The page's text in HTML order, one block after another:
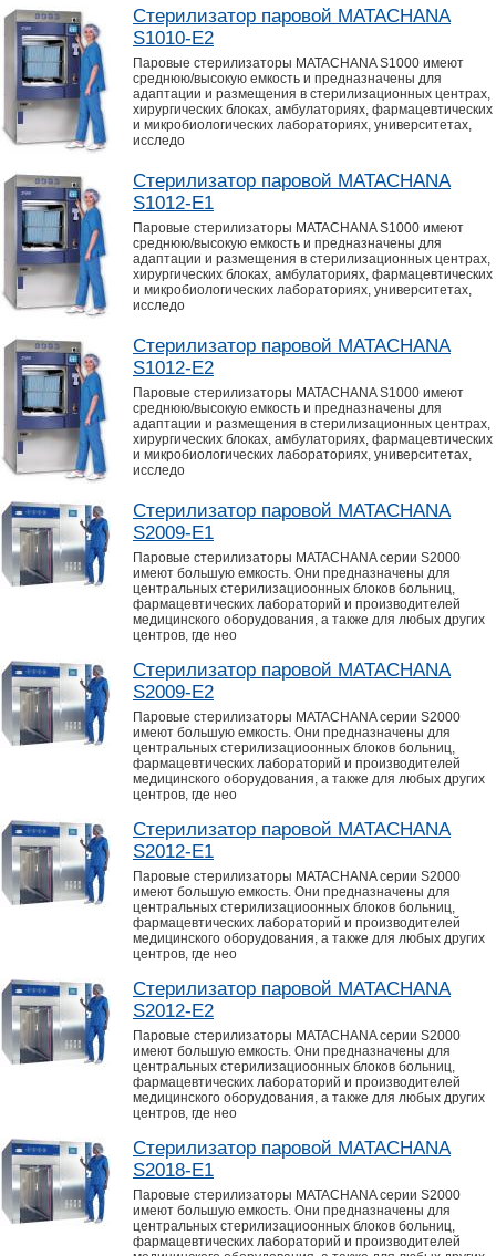
Стерилизатор паровой MATACHANA
S1010-E2
Паровые стерилизаторы MATACHANA S1000 имеют
среднюю/высокую емкость и предназначены для
адаптации и размещения в стерилизационных центрах,
хирургических блоках, амбулаториях, фармацевтических
и микробиологических лабораториях, университетах,
исследо
Стерилизатор паровой MATACHANA
S1012-E1
Паровые стерилизаторы MATACHANA S1000 имеют
среднюю/высокую емкость и предназначены для
адаптации и размещения в стерилизационных центрах,
хирургических блоках, амбулаториях, фармацевтических
и микробиологических лабораториях, университетах,
исследо
Стерилизатор паровой MATACHANA
S1012-E2
Паровые стерилизаторы MATACHANA S1000 имеют
среднюю/высокую емкость и предназначены для
адаптации и размещения в стерилизационных центрах,
хирургических блоках, амбулаториях, фармацевтических
и микробиологических лабораториях, университетах,
исследо
Стерилизатор паровой MATACHANA
S2009-E1
Паровые стерилизаторы MATACHANA серии S2000
имеют большую емкость. Они предназначены для
центральных стерилизациоонных блоков больниц,
фармацевтических лабораторий и производителей
медицинского оборудования, а также для любых других
центров, где нео
Стерилизатор паровой MATACHANA
S2009-E2
Паровые стерилизаторы MATACHANA серии S2000
имеют большую емкость. Они предназначены для
центральных стерилизациоонных блоков больниц,
фармацевтических лабораторий и производителей
медицинского оборудования, а также для любых других
центров, где нео
Стерилизатор паровой MATACHANA
S2012-E1
Паровые стерилизаторы MATACHANA серии S2000
имеют большую емкость. Они предназначены для
центральных стерилизациоонных блоков больниц,
фармацевтических лабораторий и производителей
медицинского оборудования, а также для любых других
центров, где нео
Стерилизатор паровой MATACHANA
S2012-E2
Паровые стерилизаторы MATACHANA серии S2000
имеют большую емкость. Они предназначены для
центральных стерилизациоонных блоков больниц,
фармацевтических лабораторий и производителей
медицинского оборудования, а также для любых других
центров, где нео
Стерилизатор паровой MATACHANA
S2018-E1
Паровые стерилизаторы MATACHANA серии S2000
имеют большую емкость. Они предназначены для
центральных стерилизациоонных блоков больниц,
фармацевтических лабораторий и производителей